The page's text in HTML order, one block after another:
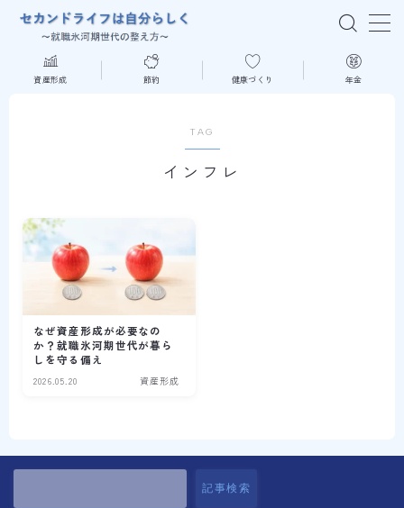
MENU
節約
健康づくり
年金
プロフィール
資産形成 節約 健康づくり 年金
TAG
インフレ
なぜ資産形成が必要なの
か？就職氷河期世代が暮ら
しを守る備え
2026.05.20 資産形成
記事検索